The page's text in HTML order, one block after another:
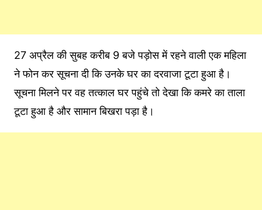
27 अप्रैल की सुबह करीब 9 बजे पड़ोस में रहने वाली एक महिला
ने फोन कर सूचना दी कि उनके घर का दरवाजा टूटा हुआ है।
सूचना मिलने पर वह तत्काल घर पहुंचे तो देखा कि कमरे का ताला
टूटा हुआ है और सामान बिखरा पड़ा है।